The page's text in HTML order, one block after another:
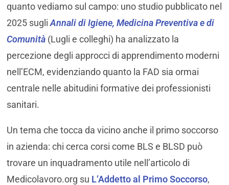
quanto vediamo sul campo: uno studio pubblicato nel
2025 sugli Annali di Igiene, Medicina Preventiva e di
Comunità (Lugli e colleghi) ha analizzato la
percezione degli approcci di apprendimento moderni
nell’ECM, evidenziando quanto la FAD sia ormai
centrale nelle abitudini formative dei professionisti
sanitari.
Un tema che tocca da vicino anche il primo soccorso
in azienda: chi cerca corsi come BLS e BLSD può
trovare un inquadramento utile nell’articolo di
Medicolavoro.org su L’Addetto al Primo Soccorso,